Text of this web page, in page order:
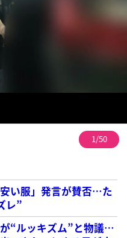
1/50
い服」発言が賛否…た
レ”
が“ルッキズム”と物議…